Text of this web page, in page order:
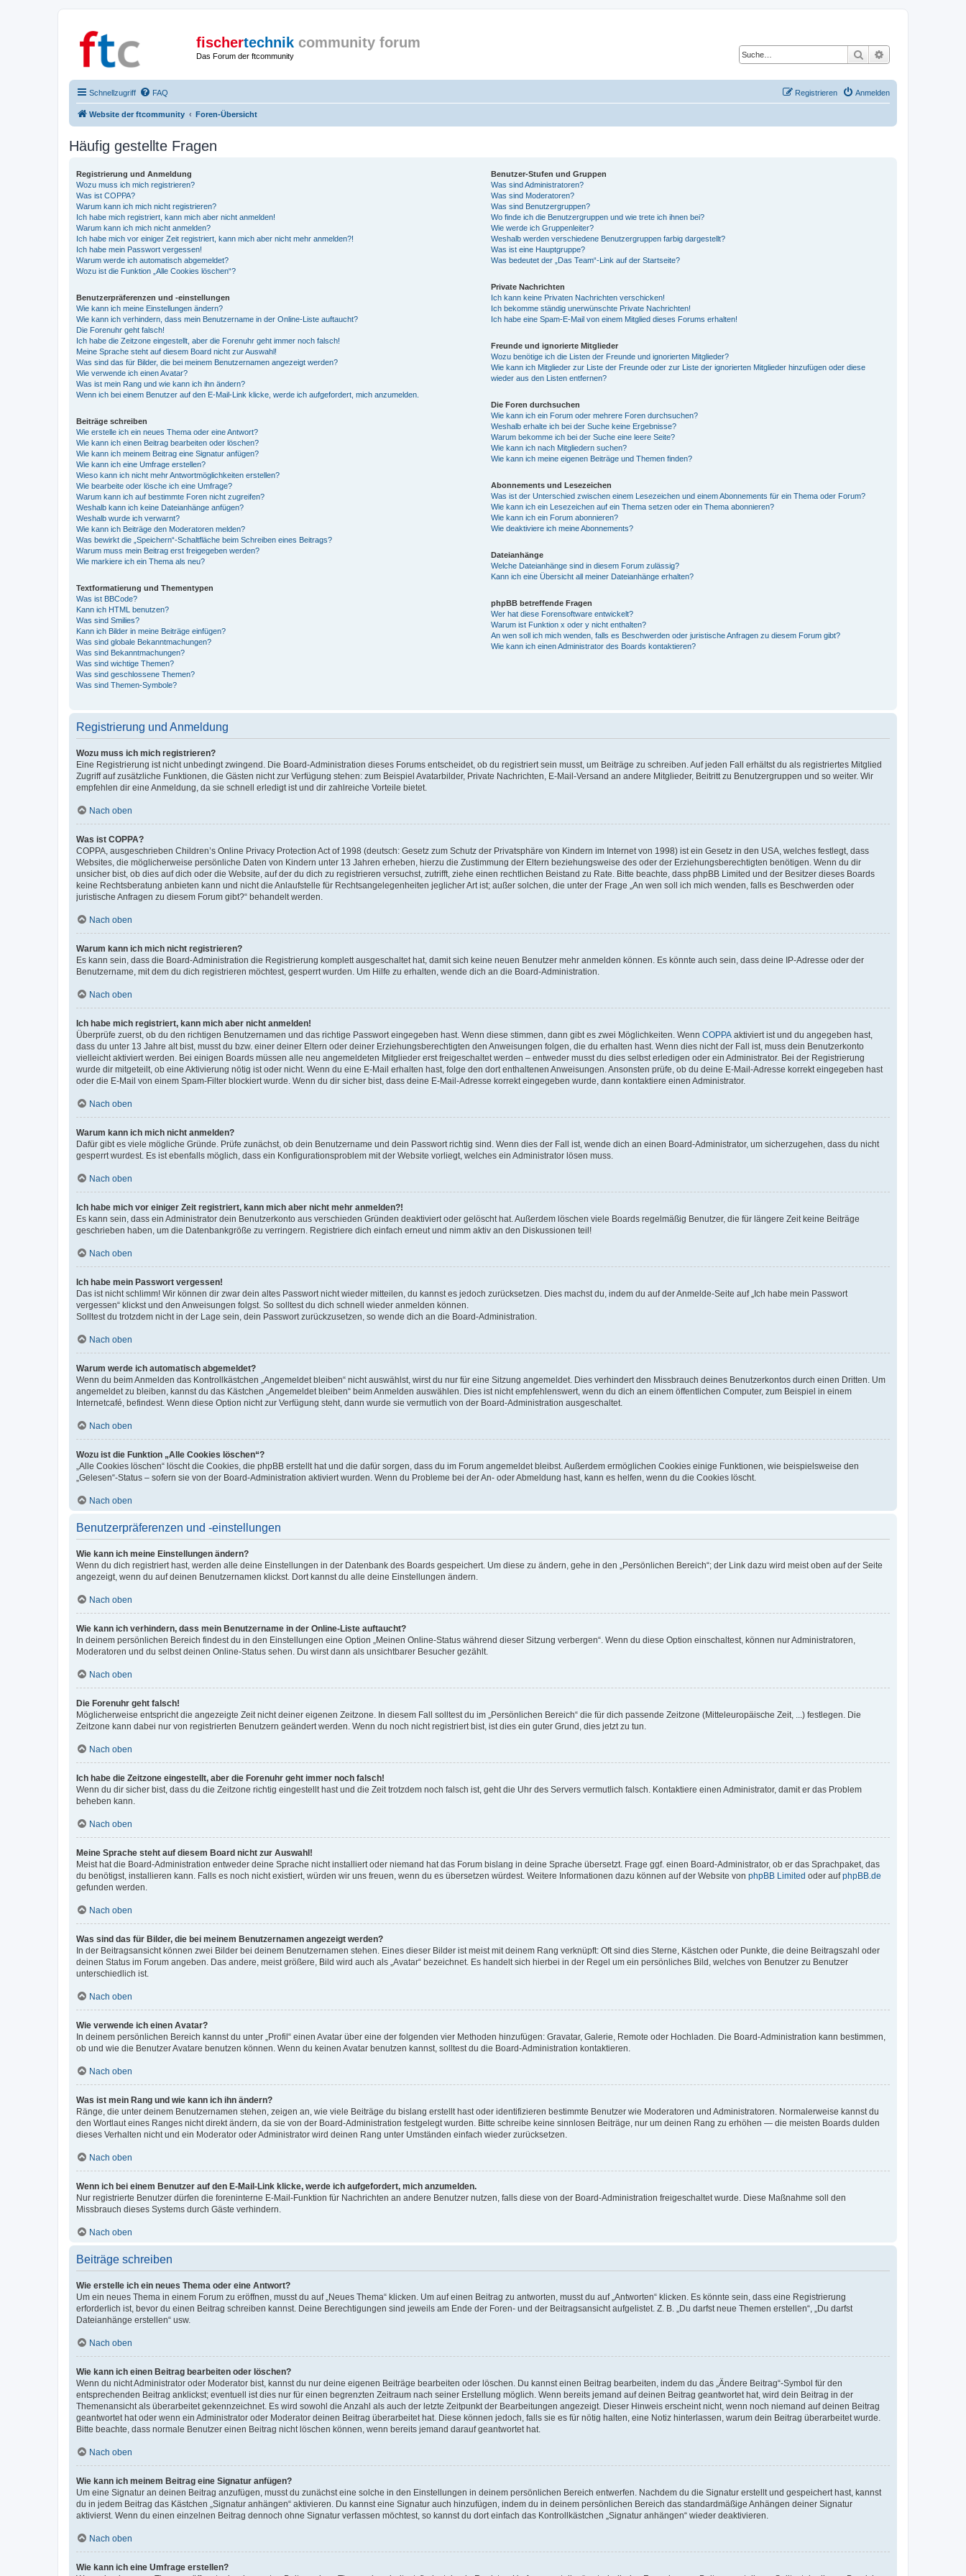
fischertechnik community forum
Das Forum der ftcommunity Suche
Schnellzugriff FAQ Anmelden
Registrieren
Website der ftcommunity Foren-Übersicht
Häufig gestellte Fragen
Registrierung und Anmeldung
Wozu muss ich mich registrieren?
Was ist COPPA?
Warum kann ich mich nicht registrieren?
Ich habe mich registriert, kann mich aber nicht anmelden!
Warum kann ich mich nicht anmelden?
Ich habe mich vor einiger Zeit registriert, kann mich aber nicht mehr anmelden?!
Ich habe mein Passwort vergessen!
Warum werde ich automatisch abgemeldet?
Wozu ist die Funktion „Alle Cookies löschen“?
Benutzerpräferenzen und -einstellungen
Wie kann ich meine Einstellungen ändern?
Wie kann ich verhindern, dass mein Benutzername in der Online-Liste auftaucht?
Die Forenuhr geht falsch!
Ich habe die Zeitzone eingestellt, aber die Forenuhr geht immer noch falsch!
Meine Sprache steht auf diesem Board nicht zur Auswahl!
Was sind das für Bilder, die bei meinem Benutzernamen angezeigt werden?
Wie verwende ich einen Avatar?
Was ist mein Rang und wie kann ich ihn ändern?
Wenn ich bei einem Benutzer auf den E-Mail-Link klicke, werde ich aufgefordert, mich anzumelden.
Beiträge schreiben
Wie erstelle ich ein neues Thema oder eine Antwort?
Wie kann ich einen Beitrag bearbeiten oder löschen?
Wie kann ich meinem Beitrag eine Signatur anfügen?
Wie kann ich eine Umfrage erstellen?
Wieso kann ich nicht mehr Antwortmöglichkeiten erstellen?
Wie bearbeite oder lösche ich eine Umfrage?
Warum kann ich auf bestimmte Foren nicht zugreifen?
Weshalb kann ich keine Dateianhänge anfügen?
Weshalb wurde ich verwarnt?
Wie kann ich Beiträge den Moderatoren melden?
Was bewirkt die „Speichern“-Schaltfläche beim Schreiben eines Beitrags?
Warum muss mein Beitrag erst freigegeben werden?
Wie markiere ich ein Thema als neu?
Textformatierung und Thementypen
Was ist BBCode?
Kann ich HTML benutzen?
Was sind Smilies?
Kann ich Bilder in meine Beiträge einfügen?
Was sind globale Bekanntmachungen?
Was sind Bekanntmachungen?
Was sind wichtige Themen?
Was sind geschlossene Themen?
Was sind Themen-Symbole?
Benutzer-Stufen und Gruppen
Was sind Administratoren?
Was sind Moderatoren?
Was sind Benutzergruppen?
Wo finde ich die Benutzergruppen und wie trete ich ihnen bei?
Wie werde ich Gruppenleiter?
Weshalb werden verschiedene Benutzergruppen farbig dargestellt?
Was ist eine Hauptgruppe?
Was bedeutet der „Das Team“-Link auf der Startseite?
Private Nachrichten
Ich kann keine Privaten Nachrichten verschicken!
Ich bekomme ständig unerwünschte Private Nachrichten!
Ich habe eine Spam-E-Mail von einem Mitglied dieses Forums erhalten!
Freunde und ignorierte Mitglieder
Wozu benötige ich die Listen der Freunde und ignorierten Mitglieder?
Wie kann ich Mitglieder zur Liste der Freunde oder zur Liste der ignorierten Mitglieder hinzufügen oder diese
wieder aus den Listen entfernen?
Die Foren durchsuchen
Wie kann ich ein Forum oder mehrere Foren durchsuchen?
Weshalb erhalte ich bei der Suche keine Ergebnisse?
Warum bekomme ich bei der Suche eine leere Seite?
Wie kann ich nach Mitgliedern suchen?
Wie kann ich meine eigenen Beiträge und Themen finden?
Abonnements und Lesezeichen
Was ist der Unterschied zwischen einem Lesezeichen und einem Abonnements für ein Thema oder Forum?
Wie kann ich ein Lesezeichen auf ein Thema setzen oder ein Thema abonnieren?
Wie kann ich ein Forum abonnieren?
Wie deaktiviere ich meine Abonnements?
Dateianhänge
Welche Dateianhänge sind in diesem Forum zulässig?
Kann ich eine Übersicht all meiner Dateianhänge erhalten?
phpBB betreffende Fragen
Wer hat diese Forensoftware entwickelt?
Warum ist Funktion x oder y nicht enthalten?
An wen soll ich mich wenden, falls es Beschwerden oder juristische Anfragen zu diesem Forum gibt?
Wie kann ich einen Administrator des Boards kontaktieren?
Registrierung und Anmeldung
Wozu muss ich mich registrieren?
Eine Registrierung ist nicht unbedingt zwingend. Die Board-Administration dieses Forums entscheidet, ob du registriert sein musst, um Beiträge zu schreiben. Auf jeden Fall erhältst du als registriertes Mitglied
Zugriff auf zusätzliche Funktionen, die Gästen nicht zur Verfügung stehen: zum Beispiel Avatarbilder, Private Nachrichten, E-Mail-Versand an andere Mitglieder, Beitritt zu Benutzergruppen und so weiter. Wir
empfehlen dir eine Anmeldung, da sie schnell erledigt ist und dir zahlreiche Vorteile bietet.
Nach oben
Was ist COPPA?
COPPA, ausgeschrieben Children’s Online Privacy Protection Act of 1998 (deutsch: Gesetz zum Schutz der Privatsphäre von Kindern im Internet von 1998) ist ein Gesetz in den USA, welches festlegt, dass
Websites, die möglicherweise persönliche Daten von Kindern unter 13 Jahren erheben, hierzu die Zustimmung der Eltern beziehungsweise des oder der Erziehungsberechtigten benötigen. Wenn du dir
unsicher bist, ob dies auf dich oder die Website, auf der du dich zu registrieren versuchst, zutrifft, ziehe einen rechtlichen Beistand zu Rate. Bitte beachte, dass phpBB Limited und der Besitzer dieses Boards
keine Rechtsberatung anbieten kann und nicht die Anlaufstelle für Rechtsangelegenheiten jeglicher Art ist; außer solchen, die unter der Frage „An wen soll ich mich wenden, falls es Beschwerden oder
juristische Anfragen zu diesem Forum gibt?“ behandelt werden.
Nach oben
Warum kann ich mich nicht registrieren?
Es kann sein, dass die Board-Administration die Registrierung komplett ausgeschaltet hat, damit sich keine neuen Benutzer mehr anmelden können. Es könnte auch sein, dass deine IP-Adresse oder der
Benutzername, mit dem du dich registrieren möchtest, gesperrt wurden. Um Hilfe zu erhalten, wende dich an die Board-Administration.
Nach oben
Ich habe mich registriert, kann mich aber nicht anmelden!
Überprüfe zuerst, ob du den richtigen Benutzernamen und das richtige Passwort eingegeben hast. Wenn diese stimmen, dann gibt es zwei Möglichkeiten. Wenn COPPA aktiviert ist und du angegeben hast,
dass du unter 13 Jahre alt bist, musst du bzw. einer deiner Eltern oder deiner Erziehungsberechtigten den Anweisungen folgen, die du erhalten hast. Wenn dies nicht der Fall ist, muss dein Benutzerkonto
vielleicht aktiviert werden. Bei einigen Boards müssen alle neu angemeldeten Mitglieder erst freigeschaltet werden – entweder musst du dies selbst erledigen oder ein Administrator. Bei der Registrierung
wurde dir mitgeteilt, ob eine Aktivierung nötig ist oder nicht. Wenn du eine E-Mail erhalten hast, folge den dort enthaltenen Anweisungen. Ansonsten prüfe, ob du deine E-Mail-Adresse korrekt eingegeben hast
oder die E-Mail von einem Spam-Filter blockiert wurde. Wenn du dir sicher bist, dass deine E-Mail-Adresse korrekt eingegeben wurde, dann kontaktiere einen Administrator.
Nach oben
Warum kann ich mich nicht anmelden?
Dafür gibt es viele mögliche Gründe. Prüfe zunächst, ob dein Benutzername und dein Passwort richtig sind. Wenn dies der Fall ist, wende dich an einen Board-Administrator, um sicherzugehen, dass du nicht
gesperrt wurdest. Es ist ebenfalls möglich, dass ein Konfigurationsproblem mit der Website vorliegt, welches ein Administrator lösen muss.
Nach oben
Ich habe mich vor einiger Zeit registriert, kann mich aber nicht mehr anmelden?!
Es kann sein, dass ein Administrator dein Benutzerkonto aus verschieden Gründen deaktiviert oder gelöscht hat. Außerdem löschen viele Boards regelmäßig Benutzer, die für längere Zeit keine Beiträge
geschrieben haben, um die Datenbankgröße zu verringern. Registriere dich einfach erneut und nimm aktiv an den Diskussionen teil!
Nach oben
Ich habe mein Passwort vergessen!
Das ist nicht schlimm! Wir können dir zwar dein altes Passwort nicht wieder mitteilen, du kannst es jedoch zurücksetzen. Dies machst du, indem du auf der Anmelde-Seite auf „Ich habe mein Passwort
vergessen“ klickst und den Anweisungen folgst. So solltest du dich schnell wieder anmelden können.
Solltest du trotzdem nicht in der Lage sein, dein Passwort zurückzusetzen, so wende dich an die Board-Administration.
Nach oben
Warum werde ich automatisch abgemeldet?
Wenn du beim Anmelden das Kontrollkästchen „Angemeldet bleiben“ nicht auswählst, wirst du nur für eine Sitzung angemeldet. Dies verhindert den Missbrauch deines Benutzerkontos durch einen Dritten. Um
angemeldet zu bleiben, kannst du das Kästchen „Angemeldet bleiben“ beim Anmelden auswählen. Dies ist nicht empfehlenswert, wenn du dich an einem öffentlichen Computer, zum Beispiel in einem
Internetcafé, befindest. Wenn diese Option nicht zur Verfügung steht, dann wurde sie vermutlich von der Board-Administration ausgeschaltet.
Nach oben
Wozu ist die Funktion „Alle Cookies löschen“?
„Alle Cookies löschen“ löscht die Cookies, die phpBB erstellt hat und die dafür sorgen, dass du im Forum angemeldet bleibst. Außerdem ermöglichen Cookies einige Funktionen, wie beispielsweise den
„Gelesen“-Status – sofern sie von der Board-Administration aktiviert wurden. Wenn du Probleme bei der An- oder Abmeldung hast, kann es helfen, wenn du die Cookies löscht.
Nach oben
Benutzerpräferenzen und -einstellungen
Wie kann ich meine Einstellungen ändern?
Wenn du dich registriert hast, werden alle deine Einstellungen in der Datenbank des Boards gespeichert. Um diese zu ändern, gehe in den „Persönlichen Bereich“; der Link dazu wird meist oben auf der Seite
angezeigt, wenn du auf deinen Benutzernamen klickst. Dort kannst du alle deine Einstellungen ändern.
Nach oben
Wie kann ich verhindern, dass mein Benutzername in der Online-Liste auftaucht?
In deinem persönlichen Bereich findest du in den Einstellungen eine Option „Meinen Online-Status während dieser Sitzung verbergen“. Wenn du diese Option einschaltest, können nur Administratoren,
Moderatoren und du selbst deinen Online-Status sehen. Du wirst dann als unsichtbarer Besucher gezählt.
Nach oben
Die Forenuhr geht falsch!
Möglicherweise entspricht die angezeigte Zeit nicht deiner eigenen Zeitzone. In diesem Fall solltest du im „Persönlichen Bereich“ die für dich passende Zeitzone (Mitteleuropäische Zeit, ...) festlegen. Die
Zeitzone kann dabei nur von registrierten Benutzern geändert werden. Wenn du noch nicht registriert bist, ist dies ein guter Grund, dies jetzt zu tun.
Nach oben
Ich habe die Zeitzone eingestellt, aber die Forenuhr geht immer noch falsch!
Wenn du dir sicher bist, dass du die Zeitzone richtig eingestellt hast und die Zeit trotzdem noch falsch ist, geht die Uhr des Servers vermutlich falsch. Kontaktiere einen Administrator, damit er das Problem
beheben kann.
Nach oben
Meine Sprache steht auf diesem Board nicht zur Auswahl!
Meist hat die Board-Administration entweder deine Sprache nicht installiert oder niemand hat das Forum bislang in deine Sprache übersetzt. Frage ggf. einen Board-Administrator, ob er das Sprachpaket, das
du benötigst, installieren kann. Falls es noch nicht existiert, würden wir uns freuen, wenn du es übersetzen würdest. Weitere Informationen dazu können auf der Website von phpBB Limited oder aufphpBB.de
gefunden werden.
Nach oben
Was sind das für Bilder, die bei meinem Benutzernamen angezeigt werden?
In der Beitragsansicht können zwei Bilder bei deinem Benutzernamen stehen. Eines dieser Bilder ist meist mit deinem Rang verknüpft: Oft sind dies Sterne, Kästchen oder Punkte, die deine Beitragszahl oder
deinen Status im Forum angeben. Das andere, meist größere, Bild wird auch als „Avatar“ bezeichnet. Es handelt sich hierbei in der Regel um ein persönliches Bild, welches von Benutzer zu Benutzer
unterschiedlich ist.
Nach oben
Wie verwende ich einen Avatar?
In deinem persönlichen Bereich kannst du unter „Profil“ einen Avatar über eine der folgenden vier Methoden hinzufügen: Gravatar, Galerie, Remote oder Hochladen. Die Board-Administration kann bestimmen,
ob und wie die Benutzer Avatare benutzen können. Wenn du keinen Avatar benutzen kannst, solltest du die Board-Administration kontaktieren.
Nach oben
Was ist mein Rang und wie kann ich ihn ändern?
Ränge, die unter deinem Benutzernamen stehen, zeigen an, wie viele Beiträge du bislang erstellt hast oder identifizieren bestimmte Benutzer wie Moderatoren und Administratoren. Normalerweise kannst du
den Wortlaut eines Ranges nicht direkt ändern, da sie von der Board-Administration festgelegt wurden. Bitte schreibe keine sinnlosen Beiträge, nur um deinen Rang zu erhöhen — die meisten Boards dulden
dieses Verhalten nicht und ein Moderator oder Administrator wird deinen Rang unter Umständen einfach wieder zurücksetzen.
Nach oben
Wenn ich bei einem Benutzer auf den E-Mail-Link klicke, werde ich aufgefordert, mich anzumelden.
Nur registrierte Benutzer dürfen die foreninterne E-Mail-Funktion für Nachrichten an andere Benutzer nutzen, falls diese von der Board-Administration freigeschaltet wurde. Diese Maßnahme soll den
Missbrauch dieses Systems durch Gäste verhindern.
Nach oben
Beiträge schreiben
Wie erstelle ich ein neues Thema oder eine Antwort?
Um ein neues Thema in einem Forum zu eröffnen, musst du auf „Neues Thema“ klicken. Um auf einen Beitrag zu antworten, musst du auf „Antworten“ klicken. Es könnte sein, dass eine Registrierung
erforderlich ist, bevor du einen Beitrag schreiben kannst. Deine Berechtigungen sind jeweils am Ende der Foren- und der Beitragsansicht aufgelistet. Z. B. „Du darfst neue Themen erstellen“, „Du darfst
Dateianhänge erstellen“ usw.
Nach oben
Wie kann ich einen Beitrag bearbeiten oder löschen?
Wenn du nicht Administrator oder Moderator bist, kannst du nur deine eigenen Beiträge bearbeiten oder löschen. Du kannst einen Beitrag bearbeiten, indem du das „Ändere Beitrag“-Symbol für den
entsprechenden Beitrag anklickst; eventuell ist dies nur für einen begrenzten Zeitraum nach seiner Erstellung möglich. Wenn bereits jemand auf deinen Beitrag geantwortet hat, wird dein Beitrag in der
Themenansicht als überarbeitet gekennzeichnet. Es wird sowohl die Anzahl als auch der letzte Zeitpunkt der Bearbeitungen angezeigt. Dieser Hinweis erscheint nicht, wenn noch niemand auf deinen Beitrag
geantwortet hat oder wenn ein Administrator oder Moderator deinen Beitrag überarbeitet hat. Diese können jedoch, falls sie es für nötig halten, eine Notiz hinterlassen, warum dein Beitrag überarbeitet wurde.
Bitte beachte, dass normale Benutzer einen Beitrag nicht löschen können, wenn bereits jemand darauf geantwortet hat.
Nach oben
Wie kann ich meinem Beitrag eine Signatur anfügen?
Um eine Signatur an deinen Beitrag anzufügen, musst du zunächst eine solche in den Einstellungen in deinem persönlichen Bereich entwerfen. Nachdem du die Signatur erstellt und gespeichert hast, kannst
du in jedem Beitrag das Kästchen „Signatur anhängen“ aktivieren. Du kannst eine Signatur auch hinzufügen, indem du in deinem persönlichen Bereich das standardmäßige Anhängen deiner Signatur
aktivierst. Wenn du einen einzelnen Beitrag dennoch ohne Signatur verfassen möchtest, so kannst du dort einfach das Kontrollkästchen „Signatur anhängen“ wieder deaktivieren.
Nach oben
Wie kann ich eine Umfrage erstellen?